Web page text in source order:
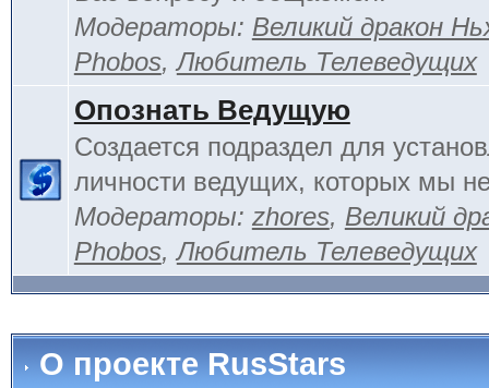
Модераторы: Великий дракон
Phobos,Любитель Телеведущих
Опознать Ведущую
Создается подраздел для
личности ведущих, которых мы
Модераторы: zhores, Великий
Phobos,Любитель Телеведущих
О проекте RusStars